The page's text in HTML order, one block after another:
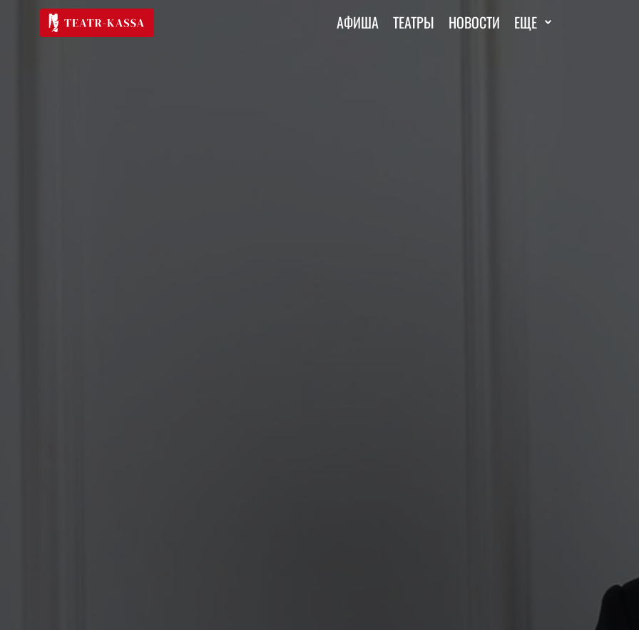
АФИША ТЕАТРЫ НОВОСТИ ЕЩЕ